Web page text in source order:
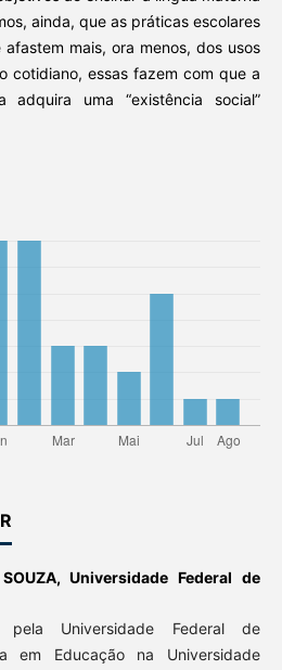
ainda, que as práticas escolares
mais, ora menos, dos usos
cotidiano, essas fazem com que a
adquira uma “existência social”
SOUZA,Universidade Federal de
Universidade Federal de
em Educação na Universidade